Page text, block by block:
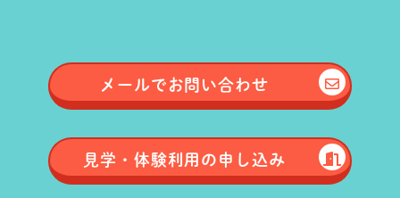
メールでお問い合わせ
見学・体験利用の申し込み